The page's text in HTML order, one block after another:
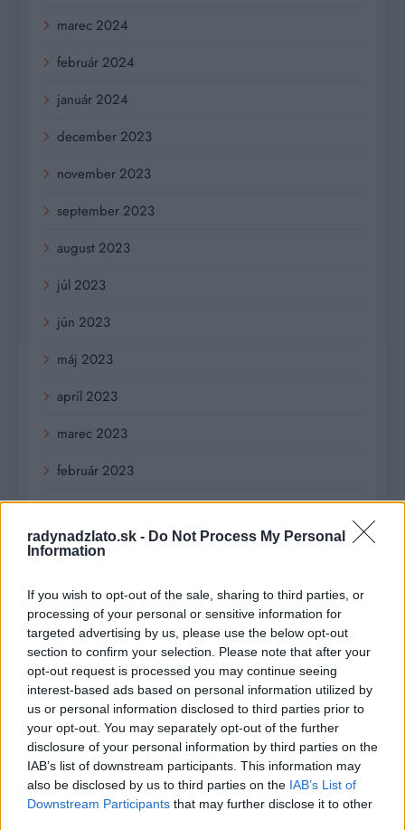
radynadzlato.sk - Do Not Process My Personal
Information
If you wish to opt-out of the sale, sharing to third parties, or
processing of your personal or sensitive information for
targeted advertising by us, please use the below opt-out
section to confirm your selection. Please note that after your
opt-out request is processed you may continue seeing
interest-based ads based on personal information utilized by
us or personal information disclosed to third parties prior to
your opt-out. You may separately opt-out of the further
disclosure of your personal information by third parties on the
IAB’s list of downstream participants. This information may
also be disclosed by us to third parties on the IAB’s List of
Downstream Participants that may further disclose it to other
marec 2024
február 2024
január 2024
december 2023
november 2023
september 2023
august 2023
júl 2023
jún 2023
máj 2023
apríl 2023
marec 2023
február 2023
január 2023
december 2022
október 2022
september 2022
august 2022
júl 2022
jún 2022
máj 2022